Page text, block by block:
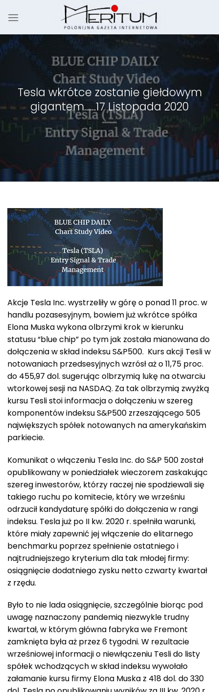
Tesla wkrótce zostanie giełdowym
gigantem……17 Listopada 2020
Akcje Tesla Inc. wystrzeliły w górę o ponad 11 proc. w
handlu pozasesyjnym, bowiem już wkrótce spółka
Elona Muska wykona olbrzymi krok w kierunku
statusu “blue chip” po tym jak została mianowana do
dołączenia w skład indeksu S&P500. Kurs akcji Tesli w
notowaniach przedsesyjnych wzrósł aż o 11,75 proc.
do 455,97 dol. sugerując olbrzymią lukę na otwarciu
wtorkowej sesji na NASDAQ. Za tak olbrzymią zwyżką
kursu Tesli stoi informacja o dołączeniu w szereg
komponentów indeksu S&P500 zrzeszającego 505
największych spółek notowanych na amerykańskim
parkiecie.
Komunikat o włączeniu Tesla Inc. do S&P 500 został
opublikowany w poniedziałek wieczorem zaskakując
szereg inwestorów, którzy raczej nie spodziewali się
takiego ruchu po komitecie, który we wrześniu
odrzucił kandydaturę spółki do dołączenia w rangi
indeksu. Tesla już po II kw. 2020 r. spełniła warunki,
które miały zapewnić jej włączenie do elitarnego
benchmarku poprzez spełnienie ostatniego i
najtrudniejszego kryterium dla tak młodej firmy:
osiągnięcie dodatniego zysku netto czwarty kwartał
z rzędu.
Było to nie lada osiągnięcie, szczególnie biorąc pod
uwagę naznaczony pandemią niezwykle trudny
kwartał, w którym główna fabryka we Fremont
zamknięta była aż przez 6 tygodni. W rezultacie
wrześniowej informacji o niewłączeniu Tesli do listy
spółek wchodzących w skład indeksu wywołało
załamanie kursu firmy Elona Muska z 418 dol. do 330